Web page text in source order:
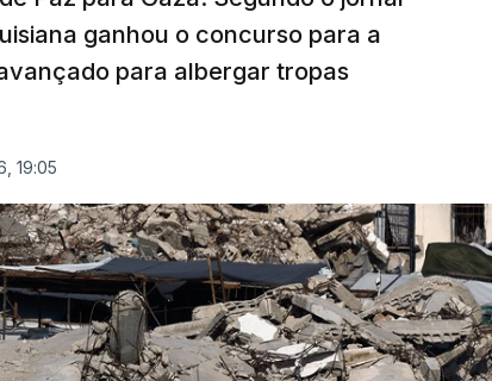
ganhou o concurso para a
para albergar tropas
19:05